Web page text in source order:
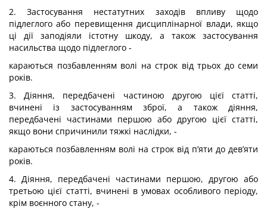
2. Застосування нестатутних заходів впливу щодо
підлеглого або перевищення дисциплінарної влади, якщо
ці дії заподіяли істотну шкоду, а також застосування
насильства щодо підлеглого -
караються позбавленням волі на строк від трьох до семи
років.
3. Діяння, передбачені частиною другою цієї статті,
вчинені із застосуванням зброї, а також діяння,
передбачені частинами першою або другою цієї статті,
якщо вони спричинили тяжкі наслідки, -
караються позбавленням волі на строк від п’яти до дев’яти
років.
4. Діяння, передбачені частинами першою, другою або
третьою цієї статті, вчинені в умовах особливого періоду,
крім воєнного стану, -